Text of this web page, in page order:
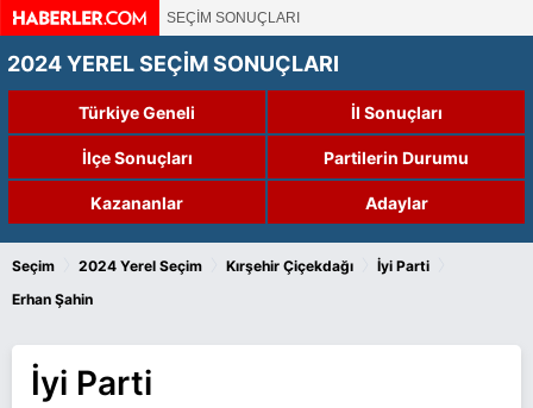
SEÇİM SONUÇLARI
2024 YEREL SEÇİM SONUÇLARI
Türkiye Geneli İl Sonuçları
İlçe Sonuçları Partilerin Durumu
Kazananlar Adaylar
Seçim 2024 Yerel Seçim Kırşehir Çiçekdağı İyi Parti
Erhan Şahin
İyi Parti